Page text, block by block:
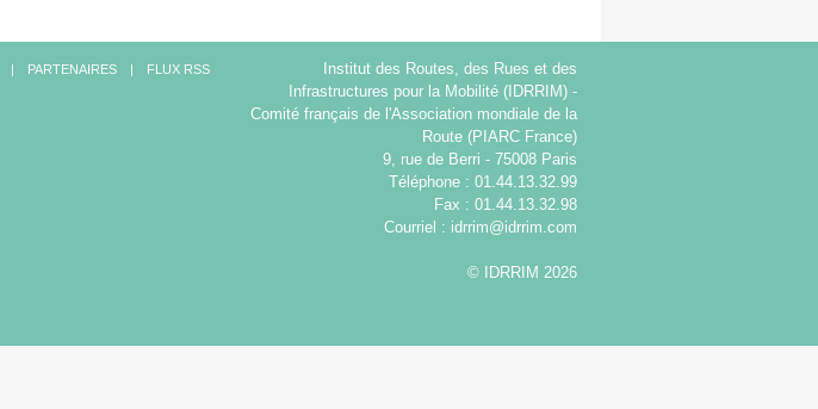
PARTENAIRES FLUX RSS
Institut des Routes, des Rues et des
Infrastructures pour la Mobilité (IDRRIM) -
Comité français de l'Association mondiale de la
Route (PIARC France)
9, rue de Berri - 75008 Paris
Téléphone : 01.44.13.32.99
Fax : 01.44.13.32.98
Courriel : idrrim@idrrim.com
© IDRRIM 2026